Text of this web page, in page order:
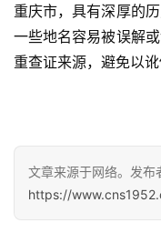
文
章
分
题
列
表
重庆市，具有深厚的
一些地名容易被误解
重查证来源，避免以讹
文章来源于网络。发布
https://